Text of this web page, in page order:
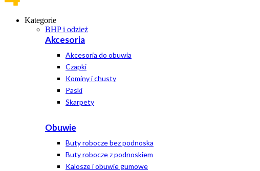
Kategorie
BHP i odzież
Akcesoria
Akcesoria do obuwia
Czapki
Kominy i chusty
Paski
Skarpety
Obuwie
Buty robocze bez podnoska
Buty robocze z podnoskiem
Kalosze i obuwie gumowe